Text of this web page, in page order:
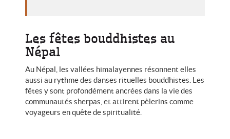
Les fêtes bouddhistes au
Népal
Au Népal, les vallées himalayennes résonnent elles
aussi au rythme des danses rituelles bouddhistes. Les
fêtes y sont profondément ancrées dans la vie des
communautés sherpas, et attirent pèlerins comme
voyageurs en quête de spiritualité.